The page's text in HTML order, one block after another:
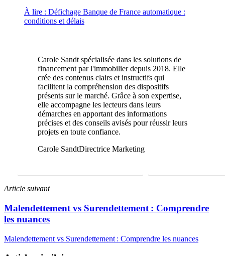
À lire : Défichage Banque de France automatique :
conditions et délais
Carole Sandt spécialisée dans les solutions de
financement par l'immobilier depuis 2018. Elle
crée des contenus clairs et instructifs qui
facilitent la compréhension des dispositifs
présents sur le marché. Grâce à son expertise,
elle accompagne les lecteurs dans leurs
démarches en apportant des informations
précises et des conseils avisés pour réussir leurs
projets en toute confiance.
Carole SandtDirectrice Marketing
Article suivant
Malendettement vs Surendettement : Comprendre
les nuances
Malendettement vs Surendettement : Comprendre les nuances